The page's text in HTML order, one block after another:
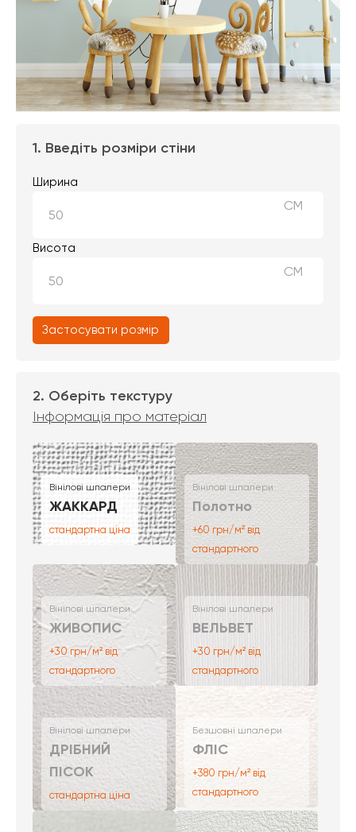
1. Введіть розміри стіни
Ширина
СМ
Висота
СМ
Застосувати розмір
2. Оберіть текстуру
Інформація про матеріал
Вінілові шпалери
ЖАККАРД
стандартна ціна
Вінілові шпалери
Полотно
+60 грн/м² від
стандартного
Вінілові шпалери
ЖИВОПИС
+30 грн/м² від
стандартного
Вінілові шпалери
ВЕЛЬВЕТ
+30 грн/м² від
стандартного
Вінілові шпалери
ДРІБНИЙ
ПІСОК
стандартна ціна
Безшовні шпалери
ФЛІС
+380 грн/м² від
стандартного